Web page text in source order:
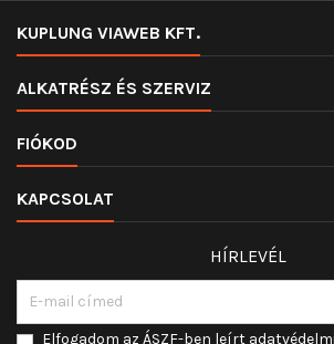
KUPLUNG VIAWEB KFT.
ALKATRÉSZ ÉS SZERVIZ
FIÓKOD
KAPCSOLAT
HÍRLEVÉL
Elfogadom az ÁSZF-ben leírt